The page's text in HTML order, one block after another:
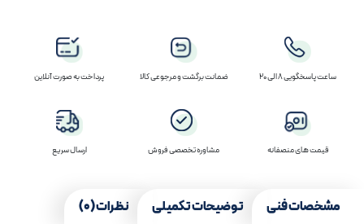
ساعت پاسخگویی 8 الی 20 ضمانت برگشت و مرجوعی کالا پرداخت به صورت آنلاین
قیمت های منصفانه مشاوره تخصصی فروش ارسال سریع
مشخصات فنی توضیحات تکمیلی نظرات (0)